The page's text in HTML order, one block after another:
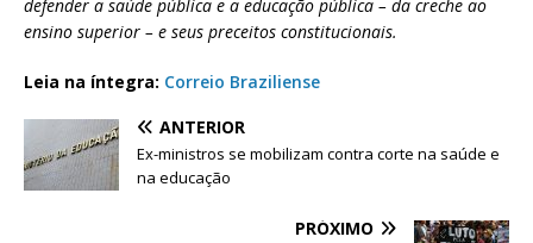
defender a saúde pública e a educação pública – da creche ao
ensino superior – e seus preceitos constitucionais.
Leia na íntegra: Correio Braziliense
ANTERIOR
Ex-ministros se mobilizam contra corte na saúde e
na educação
PRÓXIMO